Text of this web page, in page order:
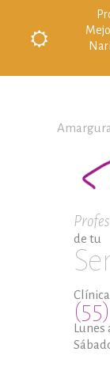
de tu
Lunes